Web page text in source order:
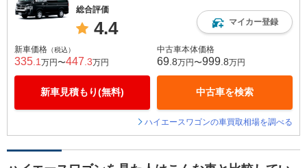
総合評価
4.4 マイカー登録
新車価格 （税込）
335 .1 万円〜447 .3万円
新車見積もり(無料)
中古車本体価格
69 .8万円〜999 .8万円
中古車を検索
ハイエースワゴンの車買取相場を調べる